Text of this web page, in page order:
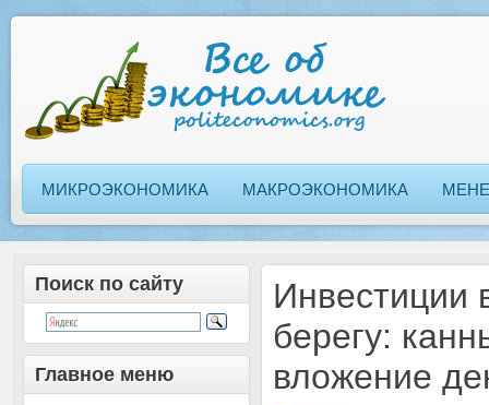
МИКРОЭКОНОМИКА МАКРОЭКОНОМИКА
Поиск по сайту
Главное меню
Инвестиции
берегу:
вложение